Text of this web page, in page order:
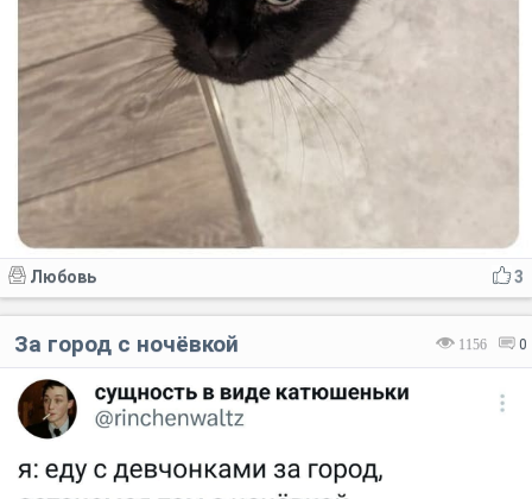
3
Любовь
1156 0
За город с ночёвкой